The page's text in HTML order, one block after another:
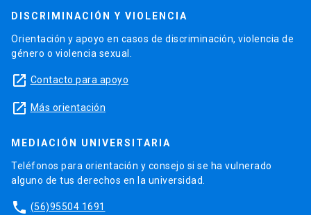
DISCRIMINACIÓN Y VIOLENCIA
Orientación y apoyo en casos de discriminación, violencia de
género o violencia sexual.
launch Contacto para apoyo
launch Más orientación
MEDIACIÓN UNIVERSITARIA
Teléfonos para orientación y consejo si se ha vulnerado
alguno de tus derechos en la universidad.
phone (56)95504 1691